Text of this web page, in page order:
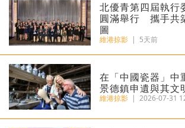
北優青第四屆執行
圓滿舉行 攜手共
圖
維港掠影 | 5天前
在「中國瓷器」
景德鎮申遺與其文
維港掠影 | 2026-07-31